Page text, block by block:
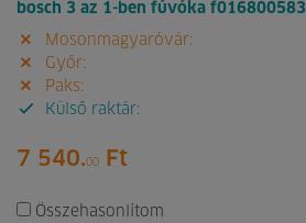
bosch 3 az 1-ben fúvóka f016800583
Mosonmagyaróvár:
Győr:
Paks:
Külső raktár:
7 540.00 Ft
Összehasonlítom